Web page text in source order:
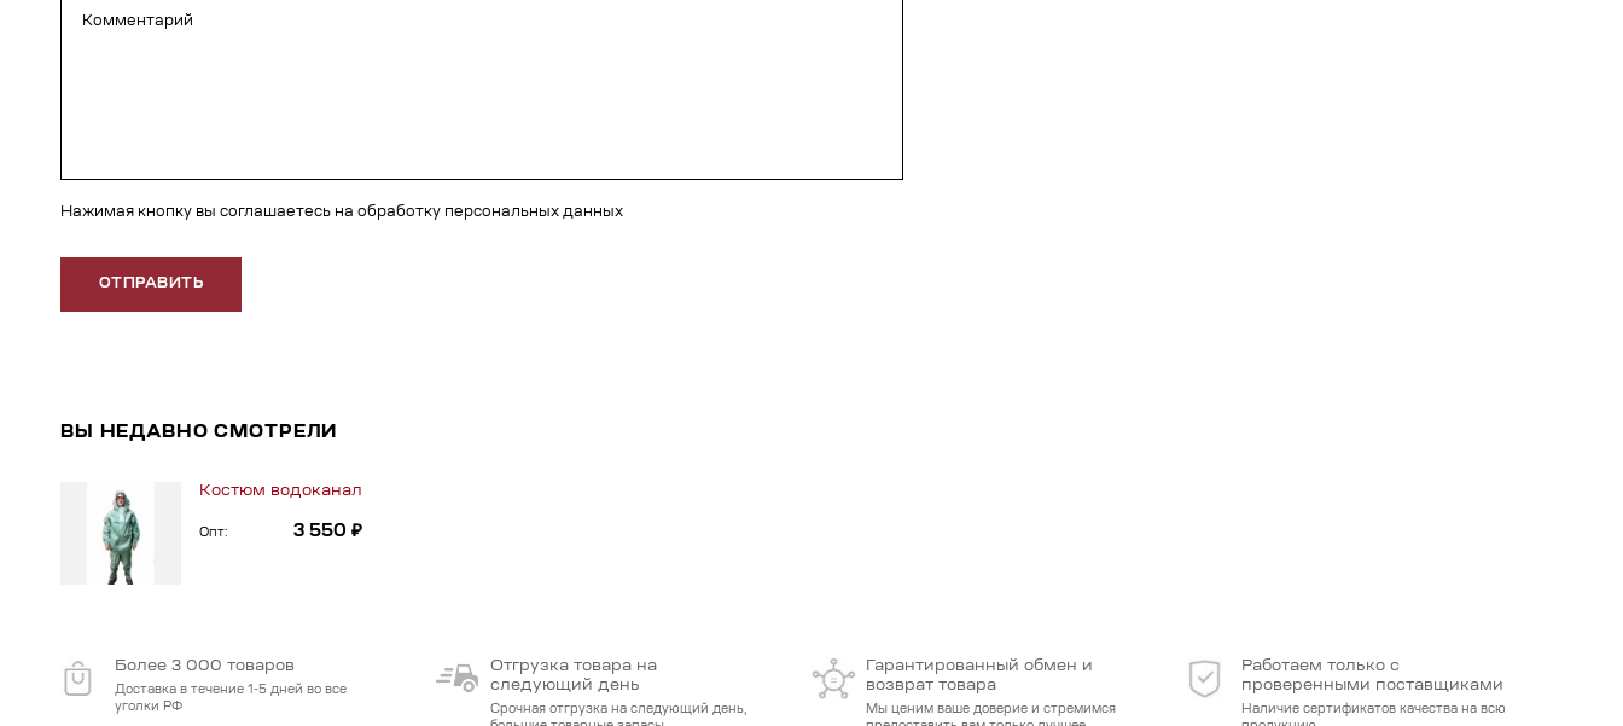
Нажимая кнопку вы соглашаетесь на обработку персональных данных
ОТПРАВИТЬ
ВЫ НЕДАВНО СМОТРЕЛИ
Костюм водоканал
Опт: 3 550 ₽
Более 3 000 товаров
Доставка в течение 1-5 дней во все
уголки РФ
Отгрузка товара на
следующий день
Срочная отгрузка на следующий день,
Гарантированный обмен и
возврат товара
Мы ценим ваше доверие и стремимся
Работаем только с
проверенными поставщиками
Наличие сертификатов качества на всю